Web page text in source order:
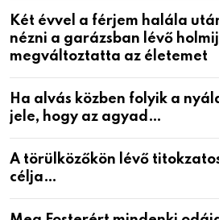
Két évvel a férjem halála
nézni a garázsban lévő
megváltoztatta az életemet
Ha alvás közben folyik a
jele, hogy az agyad…
A törülközőkön lévő
célja…